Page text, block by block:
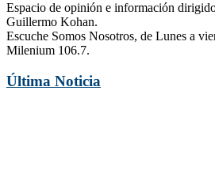
Espacio de opinión e información
Guillermo Kohan.
Escuche Somos Nosotros, de Lunes a
Milenium 106.7.
Última Noticia